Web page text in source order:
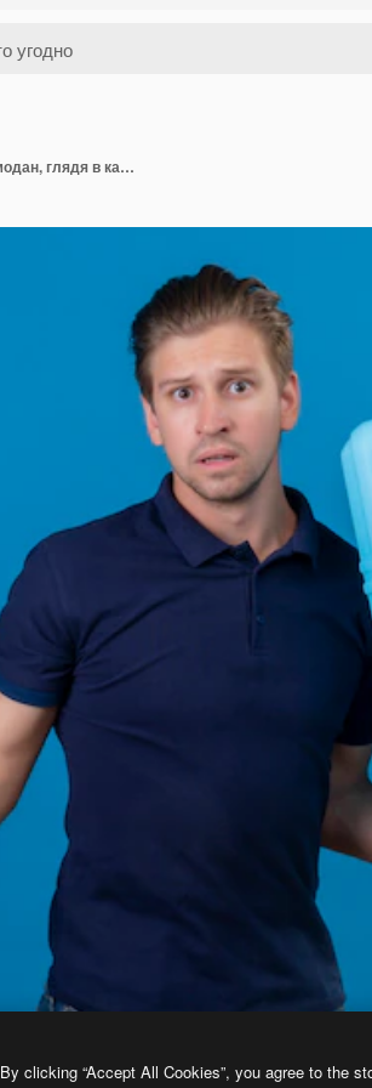
Молодой красивый путешественник мужчина держит чемодан, глядя в камеру с смущенным выражением лица, стоя с поднятыми руками на синем фоне
By clicking “Accept All Cookies”, you agree to the